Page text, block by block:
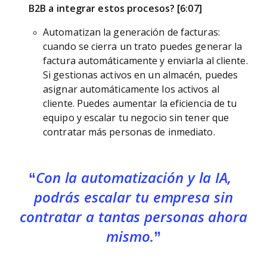
B2B a integrar estos procesos? [6:07]
Automatizan la generación de facturas:
cuando se cierra un trato puedes generar la
factura automáticamente y enviarla al cliente.
Si gestionas activos en un almacén, puedes
asignar automáticamente los activos al
cliente. Puedes aumentar la eficiencia de tu
equipo y escalar tu negocio sin tener que
contratar más personas de inmediato.
Con la automatización y la IA,
podrás escalar tu empresa sin
contratar a tantas personas ahora
mismo.